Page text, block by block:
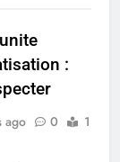
:
ago 0
1
sur les